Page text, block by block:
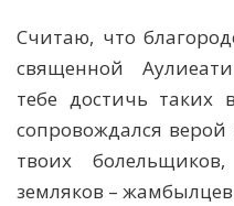
Считаю, что
священной
тебе достичь
сопровождался
твоих
земляков –